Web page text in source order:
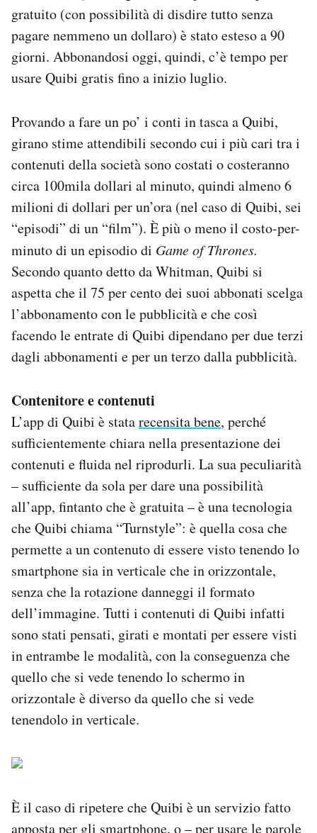
gratuito (con possibilità di disdire tutto senza
pagare nemmeno un dollaro) è stato esteso a 90
giorni. Abbonandosi oggi, quindi, c’è tempo per
usare Quibi gratis fino a inizio luglio.
Provando a fare un po’ i conti in tasca a Quibi,
girano stime attendibili secondo cui i più cari tra i
contenuti della società sono costati o costeranno
circa 100mila dollari al minuto, quindi almeno 6
milioni di dollari per un’ora (nel caso di Quibi, sei
“episodi” di un “film”). È più o meno il costo-per-
minuto di un episodio di Game of Thrones.
Secondo quanto detto da Whitman, Quibi si
aspetta che il 75 per cento dei suoi abbonati scelga
l’abbonamento con le pubblicità e che così
facendo le entrate di Quibi dipendano per due terzi
dagli abbonamenti e per un terzo dalla pubblicità.
Contenitore e contenuti
L’app di Quibi è statarecensita bene, perché
sufficientemente chiara nella presentazione dei
contenuti e fluida nel riprodurli. La sua peculiarità
– sufficiente da sola per dare una possibilità
all’app, fintanto che è gratuita – è una tecnologia
che Quibi chiama “Turnstyle”: è quella cosa che
permette a un contenuto di essere visto tenendo lo
smartphone sia in verticale che in orizzontale,
senza che la rotazione danneggi il formato
dell’immagine. Tutti i contenuti di Quibi infatti
sono stati pensati, girati e montati per essere visti
in entrambe le modalità, con la conseguenza che
quello che si vede tenendo lo schermo in
orizzontale è diverso da quello che si vede
tenendolo in verticale.
È il caso di ripetere che Quibi è un servizio fatto
apposta per gli smartphone, o – per usare le parole